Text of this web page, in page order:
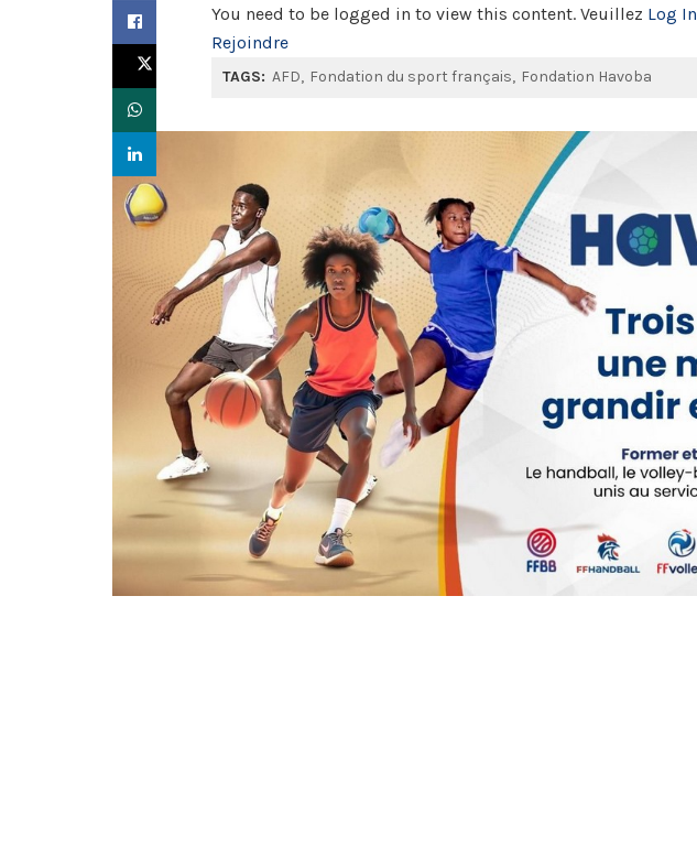
You need to be logged in to view this content. Veuillez Log In
Rejoindre
TAGS: AFD Fondation du sport français Fondation Havoba